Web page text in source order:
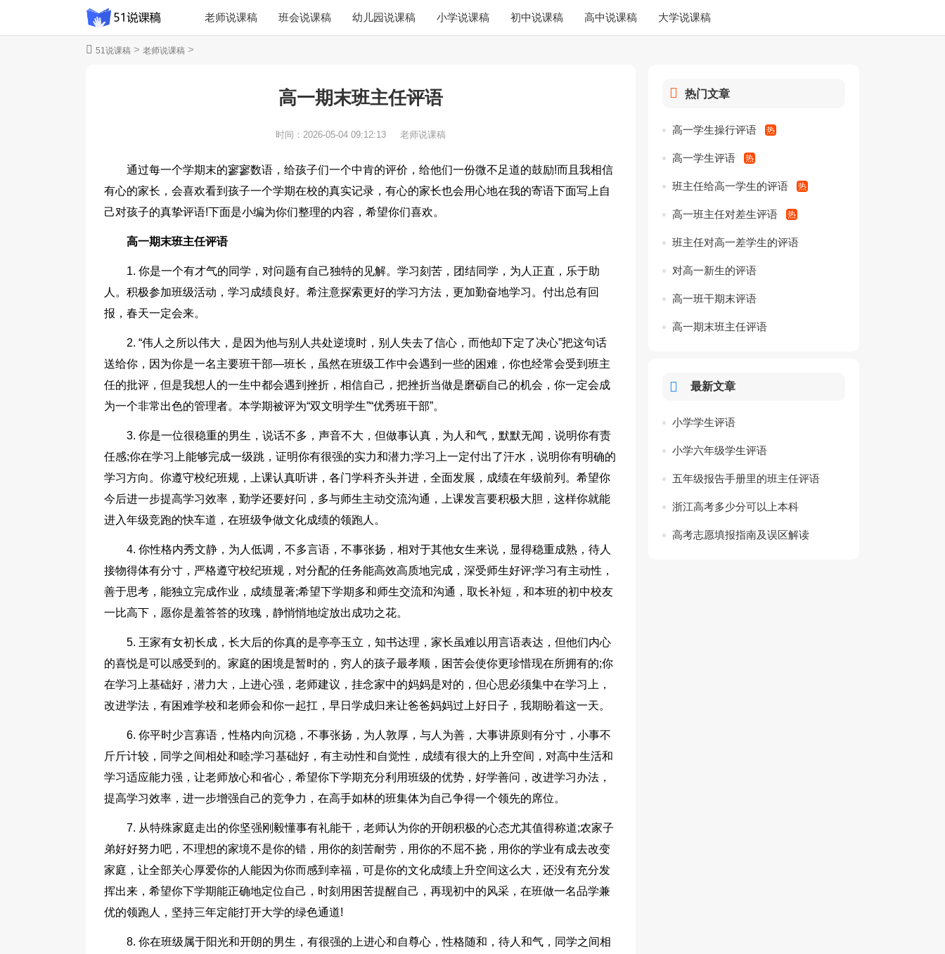
老师说课稿 班会说课稿 幼儿园说课稿 小学说课稿 初中说课稿 高中说课稿 大学说课稿
51说课稿 > 老师说课稿 >
高一期末班主任评语
时间： 2026-05-04 09:12:13 老师说课稿
通过每一个学期末的寥寥数语，给孩子们一个中肯的评价，给他们一份微不足道的鼓励!而且我相信
有心的家长，会喜欢看到孩子一个学期在校的真实记录，有心的家长也会用心地在我的寄语下面写上自
己对孩子的真挚评语!下面是小编为你们整理的内容，希望你们喜欢。
高一期末班主任评语
1. 你是一个有才气的同学，对问题有自己独特的见解。学习刻苦，团结同学，为人正直，乐于助
人。积极参加班级活动，学习成绩良好。希注意探索更好的学习方法，更加勤奋地学习。付出总有回
报，春天一定会来。
2. “伟人之所以伟大，是因为他与别人共处逆境时，别人失去了信心，而他却下定了决心”把这句话
送给你，因为你是一名主要班干部—班长，虽然在班级工作中会遇到一些的困难，你也经常会受到班主
任的批评，但是我想人的一生中都会遇到挫折，相信自己，把挫折当做是磨砺自己的机会，你一定会成
为一个非常出色的管理者。本学期被评为“双文明学生”“优秀班干部”。
3. 你是一位很稳重的男生，说话不多，声音不大，但做事认真，为人和气，默默无闻，说明你有责
任感;你在学习上能够完成一级跳，证明你有很强的实力和潜力;学习上一定付出了汗水，说明你有明确的
学习方向。你遵守校纪班规，上课认真听讲，各门学科齐头并进，全面发展，成绩在年级前列。希望你
今后进一步提高学习效率，勤学还要好问，多与师生主动交流沟通，上课发言要积极大胆，这样你就能
进入年级竞跑的快车道，在班级争做文化成绩的领跑人。
4. 你性格内秀文静，为人低调，不多言语，不事张扬，相对于其他女生来说，显得稳重成熟，待人
接物得体有分寸，严格遵守校纪班规，对分配的任务能高效高质地完成，深受师生好评;学习有主动性，
善于思考，能独立完成作业，成绩显著;希望下学期多和师生交流和沟通，取长补短，和本班的初中校友
一比高下，愿你是羞答答的玫瑰，静悄悄地绽放出成功之花。
5. 王家有女初长成，长大后的你真的是亭亭玉立，知书达理，家长虽难以用言语表达，但他们内心
的喜悦是可以感受到的。家庭的困境是暂时的，穷人的孩子最孝顺，困苦会使你更珍惜现在所拥有的;你
在学习上基础好，潜力大，上进心强，老师建议，挂念家中的妈妈是对的，但心思必须集中在学习上，
改进学法，有困难学校和老师会和你一起扛，早日学成归来让爸爸妈妈过上好日子，我期盼着这一天。
6. 你平时少言寡语，性格内向沉稳，不事张扬，为人敦厚，与人为善，大事讲原则有分寸，小事不
斤斤计较，同学之间相处和睦;学习基础好，有主动性和自觉性，成绩有很大的上升空间，对高中生活和
学习适应能力强，让老师放心和省心，希望你下学期充分利用班级的优势，好学善问，改进学习办法，
提高学习效率，进一步增强自己的竞争力，在高手如林的班集体为自己争得一个领先的席位。
7. 从特殊家庭走出的你坚强刚毅懂事有礼能干，老师认为你的开朗积极的心态尤其值得称道;农家子
弟好好努力吧，不理想的家境不是你的错，用你的刻苦耐劳，用你的不屈不挠，用你的学业有成去改变
家庭，让全部关心厚爱你的人能因为你而感到幸福，可是你的文化成绩上升空间这么大，还没有充分发
挥出来，希望你下学期能正确地定位自己，时刻用困苦提醒自己，再现初中的风采，在班做一名品学兼
优的领跑人，坚持三年定能打开大学的绿色通道!
8. 你在班级属于阳光和开朗的男生，有很强的上进心和自尊心，性格随和，待人和气，同学之间相
热门文章
高一学生操行评语
高一学生评语
班主任给高一学生的评语
高一班主任对差生评语
班主任对高一差学生的评语
对高一新生的评语
高一班干期末评语
高一期末班主任评语
最新文章
小学学生评语
小学六年级学生评语
五年级报告手册里的班主任评语
浙江高考多少分可以上本科
高考志愿填报指南及误区解读